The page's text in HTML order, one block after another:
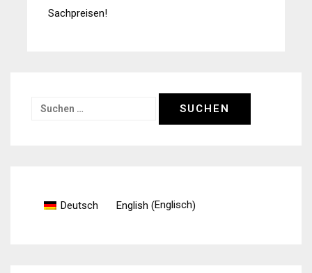
Sachpreisen!
Suchen
Deutsch English (Englisch)